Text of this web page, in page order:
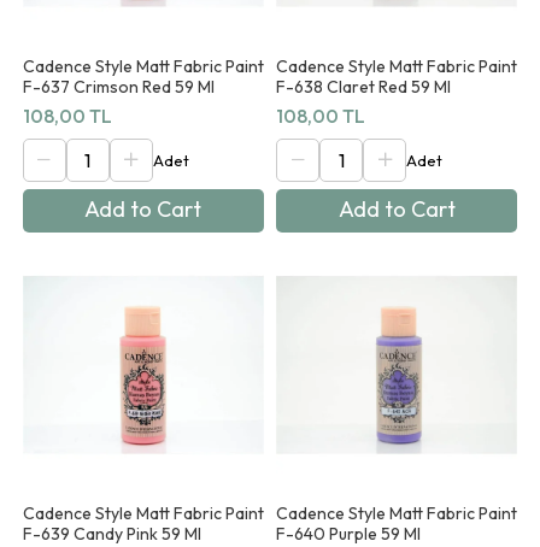
Cadence Style Matt Fabric Paint
F-637 Crimson Red 59 Ml
108,00 TL
Add to Cart
Cadence Style Matt Fabric Paint
F-638 Claret Red 59 Ml
108,00 TL
Add to Cart
Cadence Style Matt Fabric Paint
F-639 Candy Pink 59 Ml
Cadence Style Matt Fabric Paint
F-640 Purple 59 Ml